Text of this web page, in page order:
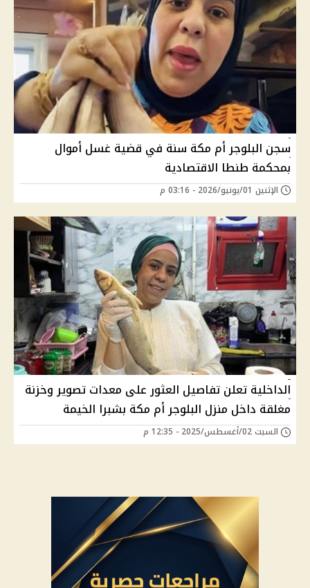
سجن البلوجر أم مكة سنة في قضية غسل أموال
بمحكمة طنطا الاقتصادية
الإثنين 01/يونيو/2026 - 03:16 م
الداخلية تعلن تفاصيل العثور على معدات تصوير وخزنة
مغلقة داخل منزل البلوجر أم مكة بشبرا الخيمة
السبت 02/أغسطس/2025 - 12:35 م